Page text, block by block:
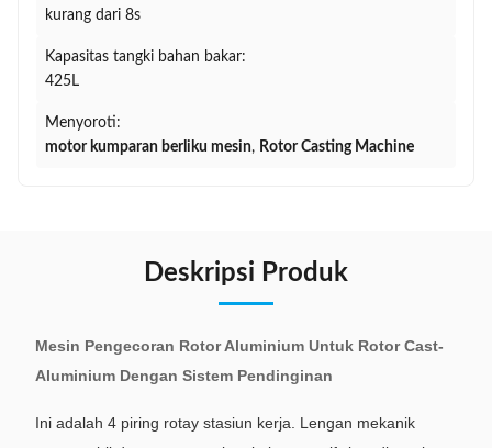
kurang dari 8s
Kapasitas tangki bahan bakar:
425L
Menyoroti:
motor kumparan berliku mesin, Rotor Casting Machine
Deskripsi Produk
Mesin Pengecoran Rotor Aluminium Untuk Rotor Cast-
Aluminium Dengan Sistem Pendinginan
Ini adalah 4 piring rotay stasiun kerja.
Lengan mekanik